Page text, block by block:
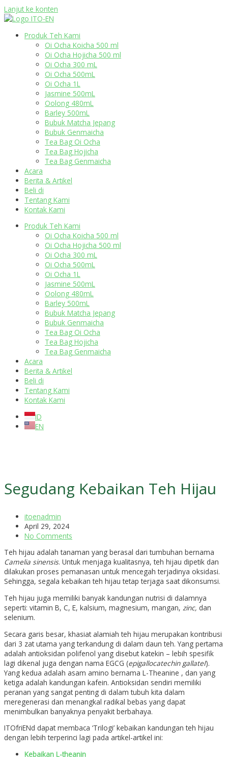
Lanjut ke konten
Produk Teh Kami
Oi Ocha Koicha 500 ml
Oi Ocha Hojicha 500 ml
Oi Ocha 300 mL
Oi Ocha 500mL
Oi Ocha 1L
Jasmine 500mL
Oolong 480mL
Barley 500mL
Bubuk Matcha Jepang
Bubuk Genmaicha
Tea Bag Oi Ocha
Tea Bag Hojicha
Tea Bag Genmaicha
Acara
Berita & Artikel
Beli di
Tentang Kami
Kontak Kami
Produk Teh Kami
Oi Ocha Koicha 500 ml
Oi Ocha Hojicha 500 ml
Oi Ocha 300 mL
Oi Ocha 500mL
Oi Ocha 1L
Jasmine 500mL
Oolong 480mL
Barley 500mL
Bubuk Matcha Jepang
Bubuk Genmaicha
Tea Bag Oi Ocha
Tea Bag Hojicha
Tea Bag Genmaicha
Acara
Berita & Artikel
Beli di
Tentang Kami
Kontak Kami
ID
EN
Segudang Kebaikan Teh Hijau
itoenadmin
April 29, 2024
No Comments
Teh hijau adalah tanaman yang berasal dari tumbuhan bernama
Camelia sinensis. Untuk menjaga kualitasnya, teh hijau dipetik dan
dilakukan proses pemanasan untuk mencegah terjadinya oksidasi.
Sehingga, segala kebaikan teh hijau tetap terjaga saat dikonsumsi.
Teh hijau juga memiliki banyak kandungan nutrisi di dalamnya
seperti: vitamin B, C, E, kalsium, magnesium, mangan, zinc, dan
selenium.
Secara garis besar, khasiat alamiah teh hijau merupakan kontribusi
dari 3 zat utama yang terkandung di dalam daun teh. Yang pertama
adalah antioksidan polifenol yang disebut katekin – lebih spesifik
lagi dikenal juga dengan nama EGCG (epigallocatechin gallateI).
Yang kedua adalah asam amino bernama L-Theanine , dan yang
ketiga adalah kandungan kafein. Antioksidan sendiri memiliki
peranan yang sangat penting di dalam tubuh kita dalam
meregenerasi dan menangkal radikal bebas yang dapat
menimbulkan banyaknya penyakit berbahaya.
ITOfriENd dapat membaca ‘Trilogi’ kebaikan kandungan teh hijau
dengan lebih terperinci lagi pada artikel-artikel ini:
Kebaikan L-theanin